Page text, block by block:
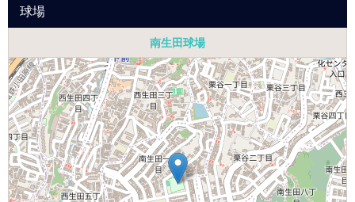
球場
南生田球場